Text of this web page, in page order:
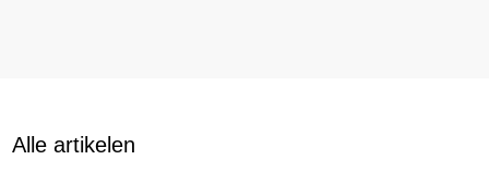
Alle artikelen